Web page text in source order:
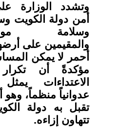
وتشدد الوزارة
أمن دولة الكويت
وسلامة
والمقيمين على
أحمر لا يمكن
مؤكدةً أن
الاعتداءات
عدوانياً منظماً، وهو
تقبل به دولة
تتهاون إزاءه.